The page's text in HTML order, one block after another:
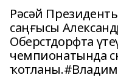
Рәсәй
саңғысы
Оберстдорфта
чемпионатында